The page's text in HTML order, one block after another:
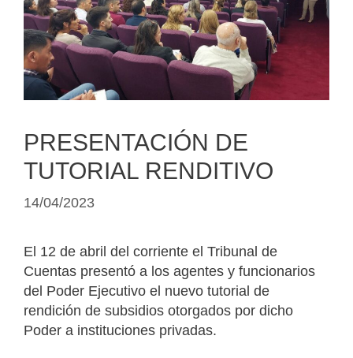
PRESENTACIÓN DE
TUTORIAL RENDITIVO
14/04/2023
El 12 de abril del corriente el Tribunal de
Cuentas presentó a los agentes y funcionarios
del Poder Ejecutivo el nuevo tutorial de
rendición de subsidios otorgados por dicho
Poder a instituciones privadas.